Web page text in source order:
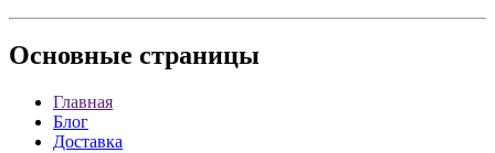
Основные страницы
Главная
Блог
Доставка